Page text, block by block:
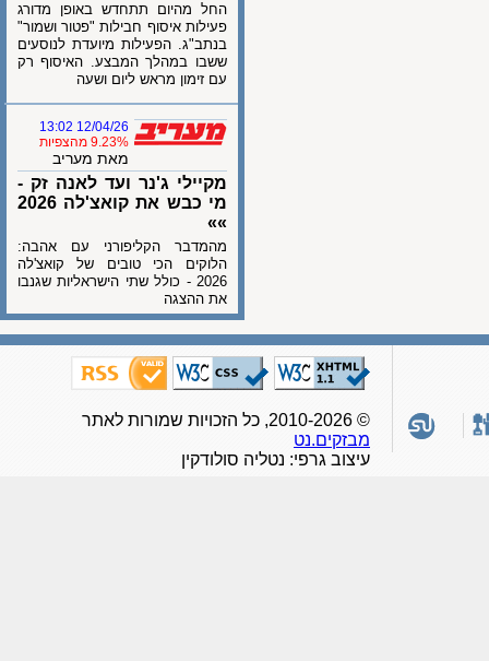
החל מהיום תתחדש באופן מדורג
פעילות איסוף חבילות "פטור ושמור"
בנתב"ג. הפעילות מיועדת לנוסעים
ששבו במהלך המבצע. האיסוף רק
עם זימון מראש ליום ושעה
12/04/26 13:02
9.23% מהצפיות
מאת מעריב
מקיילי ג'נר ועד לאנה זק -
מי כבש את קואצ'לה 2026
מהמדבר הקליפורני עם אהבה:
הלוקים הכי טובים של קואצ'לה
2026 - כולל שתי הישראליות שגנבו
את ההצגה
מבזקים.נט
עיצוב גרפי: נטליה סולודקין